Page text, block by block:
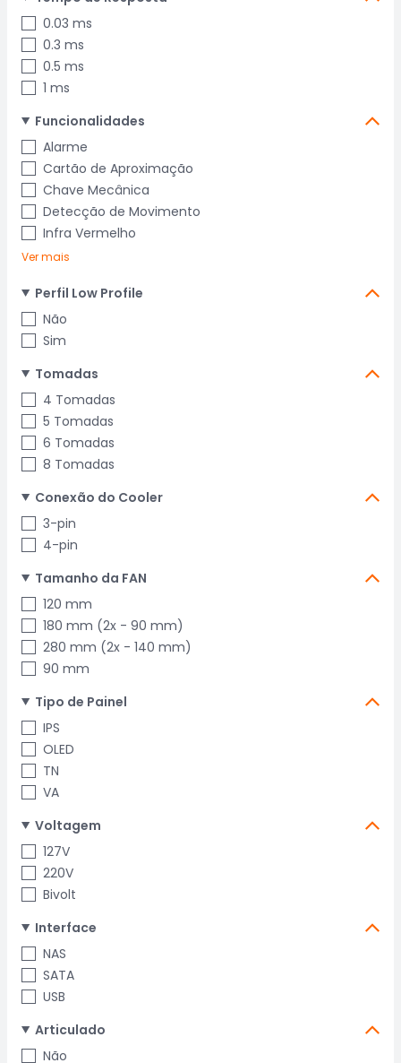
0.03 ms
0.3 ms
0.5 ms
1 ms
Funcionalidades
Alarme
Cartão de Aproximação
Chave Mecânica
Detecção de Movimento
Infra Vermelho
Ver mais
Perfil Low Profile
Não
Sim
Tomadas
4 Tomadas
5 Tomadas
6 Tomadas
8 Tomadas
Conexão do Cooler
3-pin
4-pin
Tamanho da FAN
120 mm
180 mm (2x - 90 mm)
280 mm (2x - 140 mm)
90 mm
Tipo de Painel
IPS
OLED
TN
VA
Voltagem
127V
220V
Bivolt
Interface
NAS
SATA
USB
Articulado
Não